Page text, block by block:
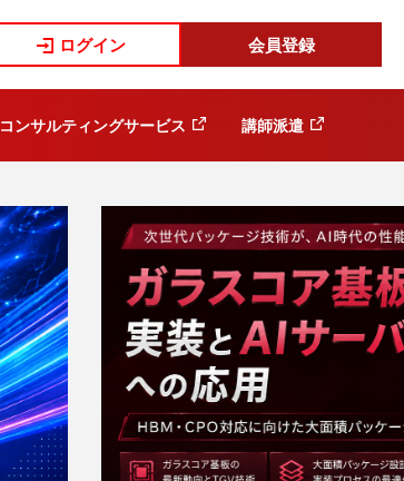
ログイン 会員登録
コンサルティングサービス 講師派遣